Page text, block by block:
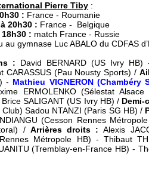
Pierre Tiby :
: France - Roumanie
20h30 : France - Belgique
: match France - Russie
gymnase Luc ABALO du CDFAS
:
David BERNARD (US Ivry HB)
CARASSUS (Pau Nousty Sports) /
- Mathieu VIGNERON (Chambéry
ERMOLENKO (Sélestat
SALIGANT (US Ivry HB) / Demi-
Sadou NTANZI (Paris SG HB) /
(Cesson Rennes
/ Arrières droits : Alexis
Métropole HB) - Thibaut
(Tremblay-en-France HB) -